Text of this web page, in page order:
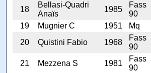
18
Bellasi-Quadri
Anaïs
1985
Fass
90
19
Mugnier C 1951 Mq
20
Quistini Fabio 1968
Fass
90
21
Mezzena S 1981
Fass
90